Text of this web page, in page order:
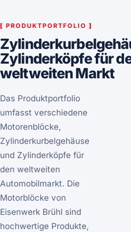
[ PRODUKTPORTFOLIO ]
Zylinderköpfe für
weltweiten Markt
Das Produktportfolio
umfasst verschiedene
Motorenblöcke,
Zylinderkurbelgehäuse
und Zylinderköpfe für
den weltweiten
Automobilmarkt. Die
Motorblöcke von
Eisenwerk Brühl sind
hochwertige Produkte,